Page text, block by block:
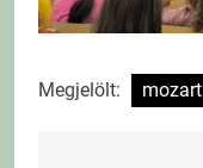
Megjelölt: mozart